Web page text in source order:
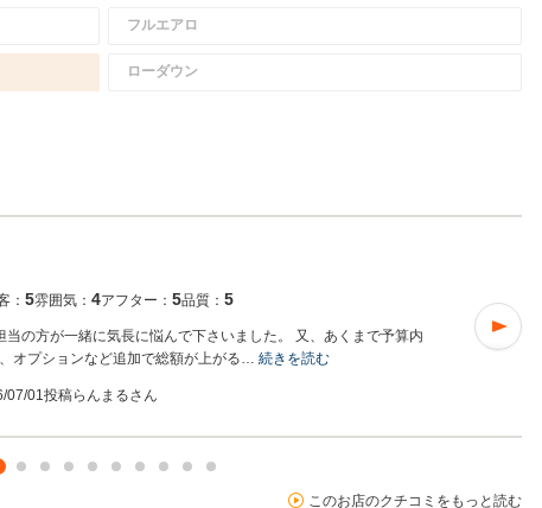
フルエアロ
ローダウン
： 5雰囲気： 4アフター： 5品質： 5
の方が一緒に気長に悩んで下さいました。 又、あくまで予算内
オプションなど追加で総額が上がる… 続きを読む
07/01投稿らんまるさん
このお店のクチコミをもっと読む